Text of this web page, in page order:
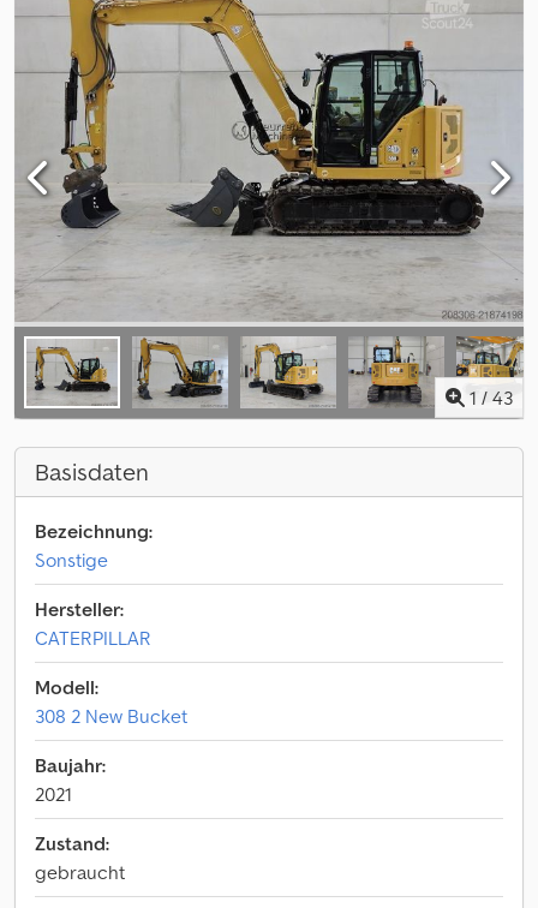
1 / 43
Basisdaten
Bezeichnung:
Sonstige
Hersteller:
CATERPILLAR
Modell:
308 2 New Bucket
Baujahr:
2021
Zustand:
gebraucht